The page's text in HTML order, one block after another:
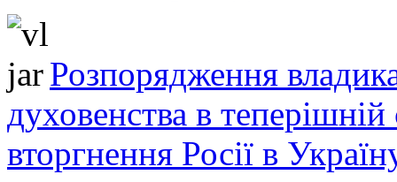
Розпорядження
духовенства в теперішній
вторгнення Росії в